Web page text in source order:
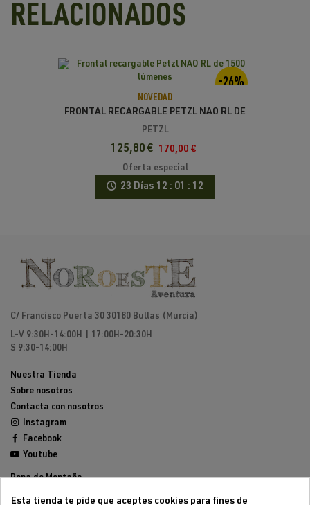
RELACIONADOS
-26%
NOVEDAD
FRONTAL RECARGABLE PETZL NAO RL DE
1500 LÚMENES
PETZL
125,80 € 170,00 €
Oferta especial
23 Días 12 : 01 : 12
C/ Francisco Puerta 30 30180 Bullas (Murcia)
L-V 9:30H-14:00H | 17:00H-20:30H
S 9:30-14:00H
Nuestra Tienda
Sobre nosotros
Contacta con nosotros
Instagram
Facebook
Youtube
Ropa de Montaña
Esta tienda te pide que aceptes cookies para fines de